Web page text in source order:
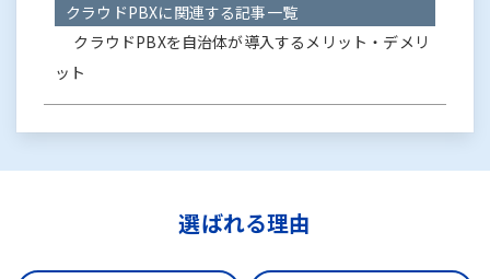
クラウドPBXに関連する記事一覧
クラウドPBXを自治体が導入するメリット・デメリ
ット
選ばれる理由